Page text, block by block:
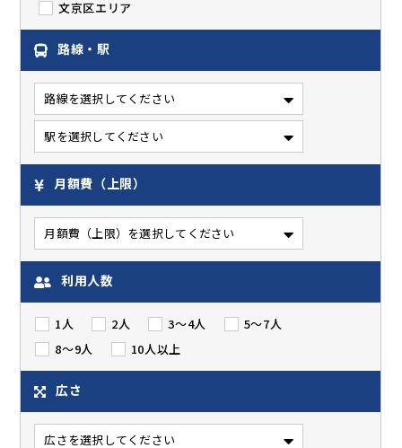
文京区エリア
路線・駅
月額費（上限）
利用人数
1人 2人 3～4人
5～7人
8～9人
10人以上
広さ